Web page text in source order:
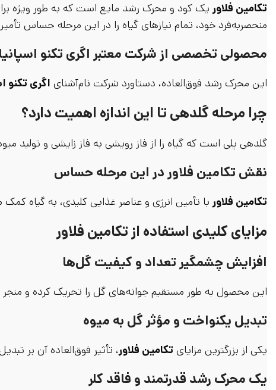
تکامین فلاور یک کود و محرک رشد مایع است که به طور ویژه
منحصربه‌فرد خود، تمام نیازهای گیاه را در این مرحله حساس
محصولی تخصصی از شرکت معتبر اگری تکنو اسپانیا
این محرک رشد فوق‌العاده، دستاورد شرکت نام‌آشنای اگری تکنو
چرا مرحله گلدهی تا این اندازه اهمیت دارد؟
گلدهی پلی است که گیاه را از فاز رویشی به فاز زایشی و
نقش تکامین فلاور در این مرحله حساس
تکامین فلاور با تأمین انرژی و عناصر غذایی کلیدی، به گیاه
مزایای کلیدی استفاده از تکامین فلاور
افزایش چشمگیر تعداد و کیفیت گل‌ها
این محصول به طور مستقیم جوانه‌های گل را تحریک کرده و
تبدیل یکنواخت و مؤثر گل به میوه
یکی از بزرگترین مزایای تکامین فلاور، تأثیر فوق‌العاده آن بر
یک محرک رشد قدرتمند و فاقد کلر